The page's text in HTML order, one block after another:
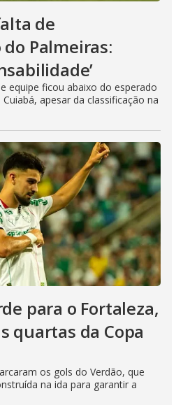
de
Palmeiras:
equipe ficou abaixo do esperado
apesar da classificação na
para o Fortaleza,
quartas da Copa
os gols do Verdão, que
na ida para garantir a